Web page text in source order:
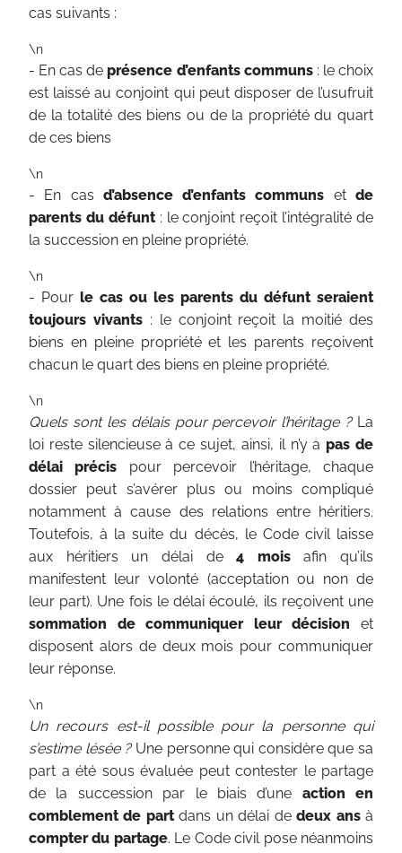
cas suivants :
\n
- En cas deprésence d’enfants communs: le choix
est laissé au conjoint qui peut disposer de l’usufruit
de la totalité des biens ou de la propriété du quart
de ces biens
\n
- En cas d’absence d’enfants communs etde
parents du défunt: le conjoint reçoit l’intégralité de
la succession en pleine propriété.
\n
- Pour le cas ou les parents du défunt seraient
toujours vivants: le conjoint reçoit la moitié des
biens en pleine propriété et les parents reçoivent
chacun le quart des biens en pleine propriété.
\n
Quels sont les délais pour percevoir l’héritage ? La
loi reste silencieuse à ce sujet, ainsi, il n’y a pas de
délai
précis pour percevoir l’héritage, chaque
dossier peut s’avérer plus ou moins compliqué
notamment à cause des relations entre héritiers.
Toutefois, à la suite du décès, le Code civil laisse
aux héritiers un délai de4 moisafin qu’ils
manifestent leur volonté (acceptation ou non de
leur part). Une fois le délai écoulé, ils reçoivent une
sommation de communiquer leur décision et
disposent alors de deux mois pour communiquer
leur réponse.
\n
Un recours est-il possible pour la personne qui
s’estime lésée ? Une personne qui considère que sa
part a été sous évaluée peut contester le partage
de la succession par le biais d’une action en
comblement de partdans un délai dedeux ansà
compter du partage. Le Code civil pose néanmoins